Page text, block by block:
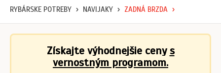
RYBÁRSKE POTREBY NAVIJAKY ZADNÁ BRZDA
Získajte výhodnejšie cenys
vernostným programom.